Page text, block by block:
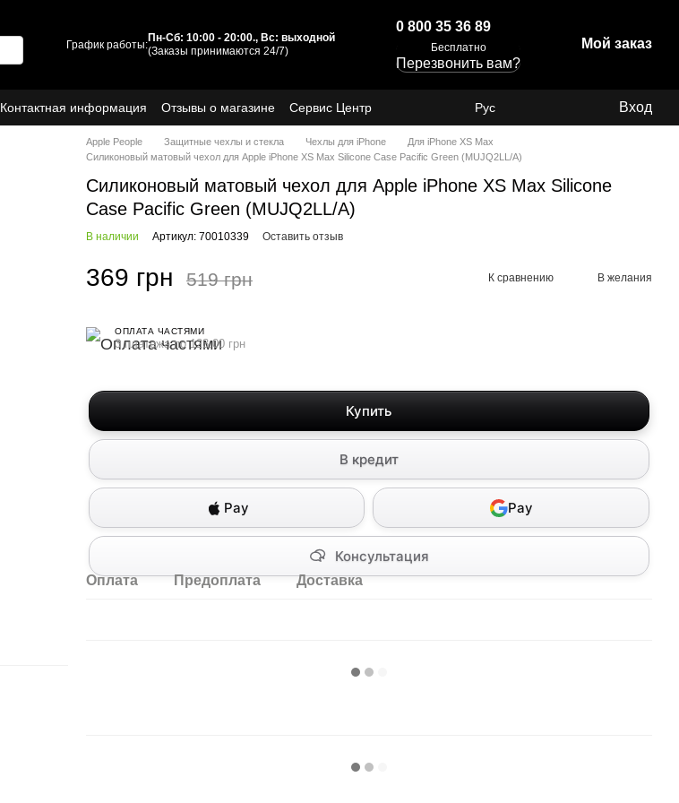
График работы:
Пн-Сб: 10:00 - 20:00., Вс: выходной
(Заказы принимаются 24/7)
0 800 35 36 89
Бесплатно
Перезвонить вам?
Мой заказ
Контактная информация Отзывы о магазине
Сервис Центр
Рус Вход
Apple People Защитные чехлы и стекла Чехлы для iPhone
Для iPhone XS Max
Силиконовый матовый чехол для Apple iPhone XS Max Silicone Case Pacific Green (MUJQ2LL/A)
Силиконовый матовый чехол для Apple iPhone XS Max Silicone
Case Pacific Green (MUJQ2LL/A)
В наличии Артикул: 70010339 Оставить отзыв
369 грн 519 грн К сравнению В желания
ОПЛАТА ЧАСТЯМИ
3 платежа по 123.00 грн
Купить
В кредит
Консультация
Pay Pay
Оплата Предоплата Доставка